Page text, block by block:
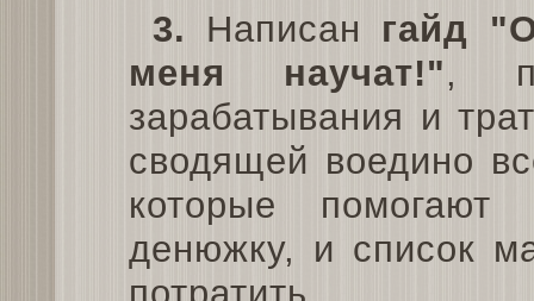
3. Написан гайд
меня научат!",
зарабатывания и
сводящей воедино
которые помогают
денюжку, и список